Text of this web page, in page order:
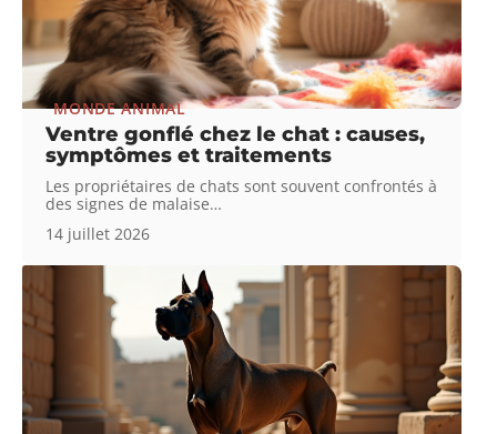
MONDE ANIMAL
Ventre gonflé chez le chat : causes,
symptômes et traitements
Les propriétaires de chats sont souvent confrontés à
des signes de malaise…
14 juillet 2026